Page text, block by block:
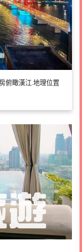
俯瞰漢江.地理位置